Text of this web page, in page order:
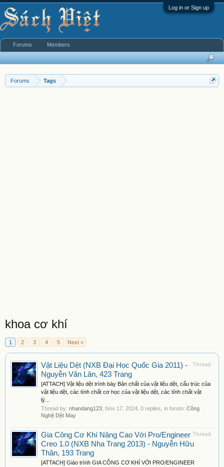
Log in or Sign up
Forums Tags
khoa cơ khí
1 2 3 4 5 Next >
Thread
Vật Liệu Dệt (NXB Đại Học Quốc Gia 2011) -
Nguyễn Văn Lân, 423 Trang
[ATTACH] Vật liệu dệt trình bày Bản chất của vật liệu dệt, cấu trúc của
vật liệu dệt, các tính chất cơ học của vật liệu dệt, các tính chất vật
lý...
Thread by: nhandang123 Nov 17, 2024 , 0 replies, in forum: Công
Nghệ Dệt May
Thread
Gia Công Cơ Khí Nâng Cao Với Pro/Engineer
Creo 1.0 (NXB Nha Trang 2013) - Nguyễn Hữu
Thân, 193 Trang
[ATTACH] Giáo trình GIA CÔNG CƠ KHÍ VỚI PRO/ENGINEER
Forums Members